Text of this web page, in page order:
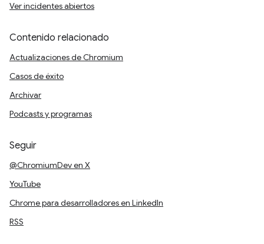
Ver incidentes abiertos
Contenido relacionado
Actualizaciones de Chromium
Casos de éxito
Archivar
Podcasts y programas
Seguir
@ChromiumDev en X
YouTube
Chrome para desarrolladores en LinkedIn
RSS